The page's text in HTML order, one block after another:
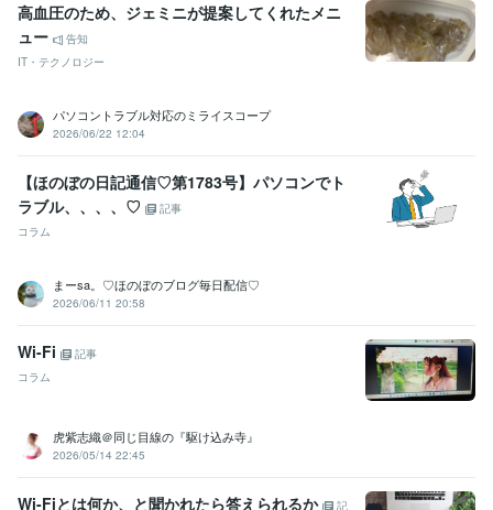
高血圧のため、ジェミニが提案してくれたメニ
ュー
告知
IT・テクノロジー
パソコントラブル対応のミライスコープ
2026/06/22 12:04
【ほのぼの日記通信♡第1783号】パソコンでト
ラブル、、、、♡
記事
コラム
まーsa。♡ほのぼのブログ毎日配信♡
2026/06/11 20:58
Wi-Fi
記事
コラム
虎紫志織＠同じ目線の『駆け込み寺』
2026/05/14 22:45
Wi-Fiとは何か、と聞かれたら答えられるか
記